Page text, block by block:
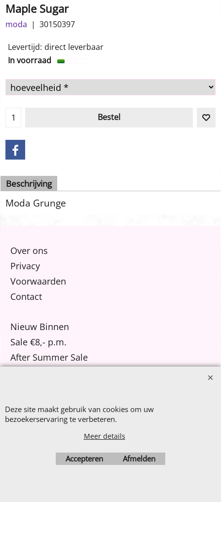
Maple Sugar
moda 30150397
Levertijd: direct leverbaar
In voorraad
Bestel
Beschrijving
Moda Grunge
Over ons
Privacy
Voorwaarden
Contact
Nieuw Binnen
Sale €8,- p.m.
After Summer Sale
Webwinkel gemaakt met
ShopFactory webwinkel
software.
Deze site maakt gebruik van cookies om uw
bezoekerservaring te verbeteren.
Meer details
Accepteren Afmelden